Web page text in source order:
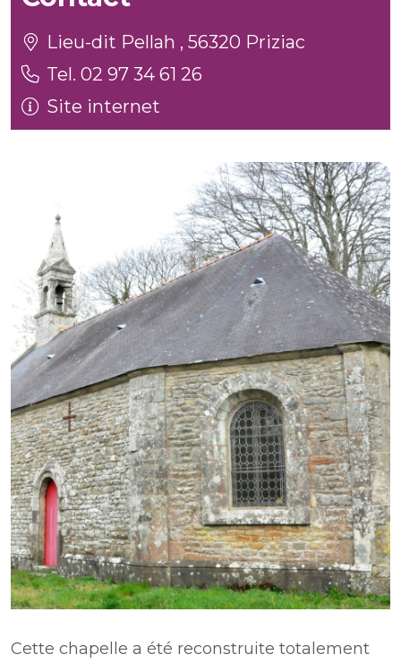
Cette chapelle a été reconstruite totalement
Lieu-dit Pellah , 56320 Priziac
Tel. 02 97 34 61 26
Site internet